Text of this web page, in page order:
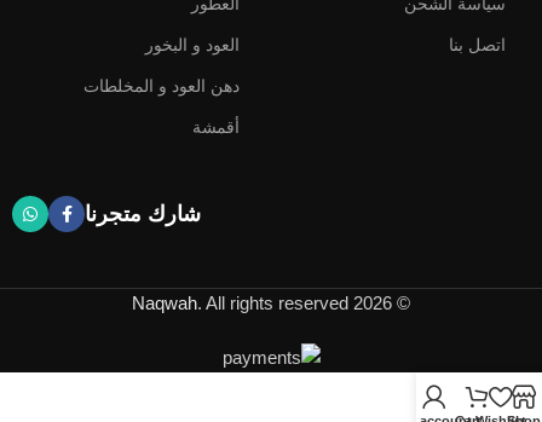
سياسة الشحن
اتصل بنا
العطور
العود و البخور
دهن العود و المخلطات
أقمشة
شارك متجرنا
© 2026
Naqwah. All rights reserved